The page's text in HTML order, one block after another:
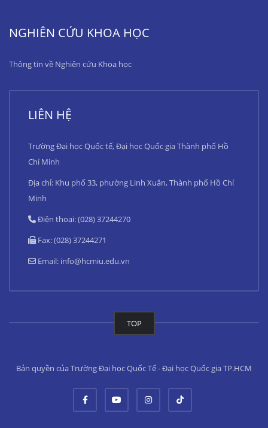
NGHIÊN CỨU KHOA HỌC
Thông tin về Nghiên cứu Khoa học
LIÊN HỆ
Trường Đại học Quốc tế, Đại học Quốc gia Thành phố Hồ
Chí Minh
Địa chỉ: Khu phố 33, phường Linh Xuân, Thành phố Hồ Chí
Minh
Điện thoại: (028) 37244270
Fax: (028) 37244271
Email: info@hcmiu.edu.vn
TOP
Bản quyền của Trường Đại học Quốc Tế - Đại học Quốc gia TP.HCM